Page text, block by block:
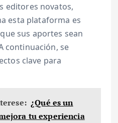
editores novatos,
esta plataforma es
sus aportes sean
continuación, se
clave para
¿Qué es un
tu experiencia